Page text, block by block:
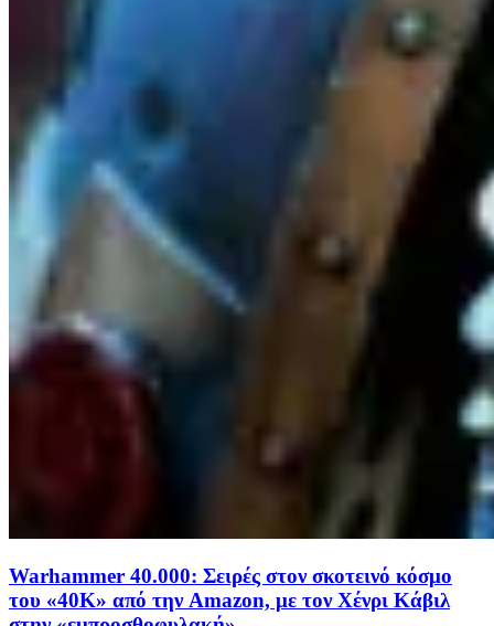
Warhammer 40.000: Σειρές στον σκοτεινό κόσμο
του «40Κ» από την Amazon, με τον Χένρι Κάβιλ